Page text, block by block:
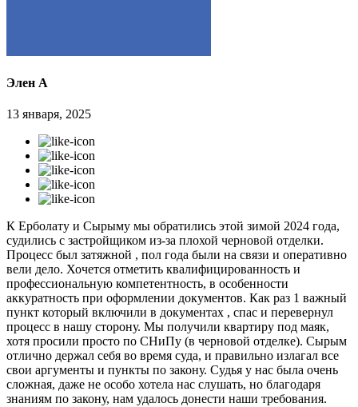
Элен А
13 января, 2025
К Ерболату и Сырыму мы обратились этой зимой 2024 года,
судились с застройщиком из-за плохой черновой отделки.
Процесс был затяжной , пол года были на связи и оперативно
вели дело. Хочется отметить квалифицированность и
профессиональную компетентность, в особенности
аккуратность при оформлении документов. Как раз 1 важный
пункт который включили в документах , спас и перевернул
процесс в нашу сторону. Мы получили квартиру под маяк,
хотя просили просто по СНиПу (в черновой отделке). Сырым
отлично держал себя во время суда, и правильно излагал все
свои аргументы и пункты по закону. Судья у нас была очень
сложная, даже не особо хотела нас слушать, но благодаря
знаниям по закону, нам удалось донести наши требования.